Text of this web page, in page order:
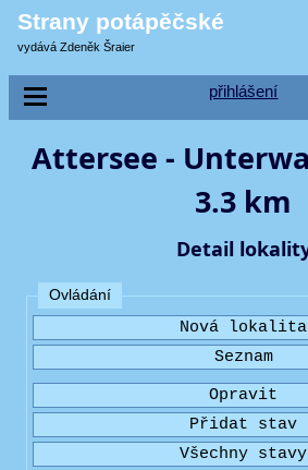
Strany potápěčské
vydává Zdeněk Šraier
přihlášení
Attersee -
3.3 km
Detail
Ovládání